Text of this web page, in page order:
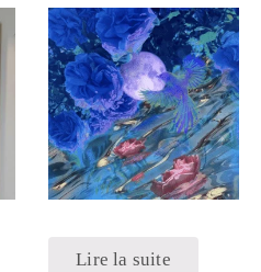
Lire la suite